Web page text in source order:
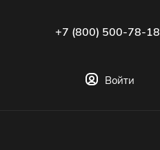
+7 (800) 500-78-18
Войти